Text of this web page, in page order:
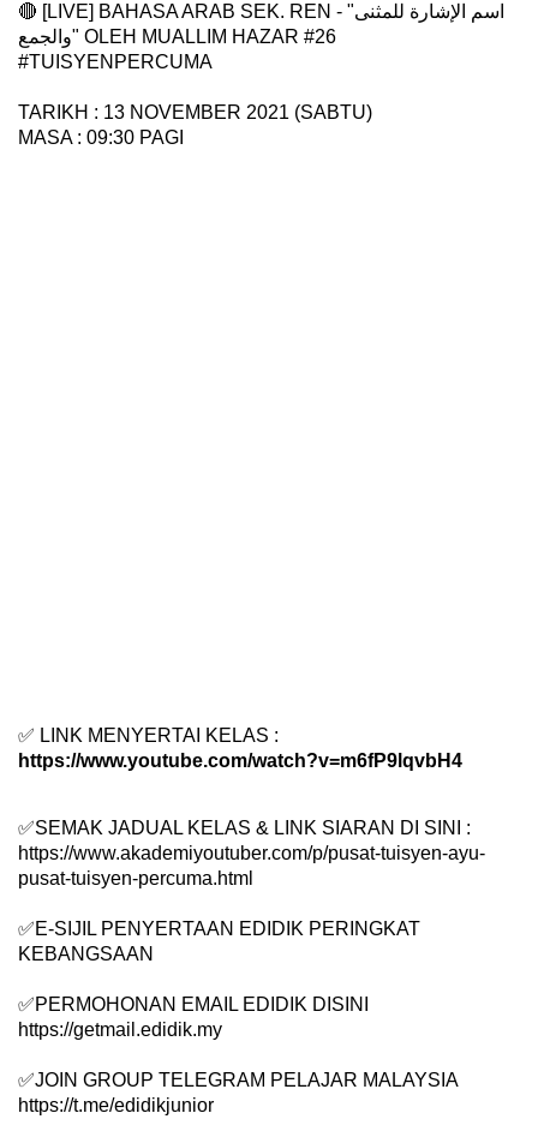
🔴 [LIVE] BAHASA ARAB SEK. REN - "اسم الإشارة للمثنى
والجمع" OLEH MUALLIM HAZAR #26
#TUISYENPERCUMA
TARIKH : 13 NOVEMBER 2021 (SABTU)
MASA : 09:30 PAGI
✅ LINK MENYERTAI KELAS :
https://www.youtube.com/watch?v=m6fP9lqvbH4
✅SEMAK JADUAL KELAS & LINK SIARAN DI SINI :
https://www.akademiyoutuber.com/p/pusat-tuisyen-ayu-
pusat-tuisyen-percuma.html
✅E-SIJIL PENYERTAAN EDIDIK PERINGKAT
KEBANGSAAN
✅PERMOHONAN EMAIL EDIDIK DISINI
https://getmail.edidik.my
✅JOIN GROUP TELEGRAM PELAJAR MALAYSIA
https://t.me/edidikjunior